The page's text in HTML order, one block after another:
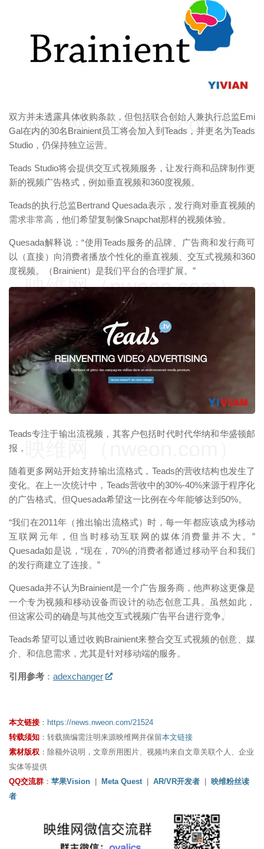
双方并未透露具体收购条款，但包括联合创始人兼执行总监Emi
Gal在内的30名Brainient员工将会加入到Teads，并更名为Teads
Studio，仍保持独立运营。
Teads Studio将会提供交互式视频服务，让发行商和品牌制作更
新的视频广告格式，例如垂直视频和360度视频。
Teads的执行总监Bertrand Quesada表示，发行商对垂直视频的
需求非常高，他们希望复制像Snapchat那样的视频体验。
Quesada解释说：“使用Teads服务的品牌、广告商和发行商可
以（直接）向消费者播放个性化的垂直视频、交互式视频和360
度视频。（Brainient）是我们平台的合理扩展。”
Teads专注于输出流视频，其客户包括时代时代华纳和华盛顿邮
报，
随着更多网站开始支持输出流格式，Teads的营收结构也发生了
变化。在上一次统计中，Teads营收中的30%-40%来源于程序化
的广告格式。但Quesada希望这一比例在今年能够达到50%。
“我们在2011年（推出输出流格式）时，每一年都应该成为移动
互联网元年，但当时移动互联网的媒体消费量并不大。”
Quesada如是说，“现在，70%的消费者都通过移动平台和我们
的发行商建立了连接。”
Quesada并不认为Brainient是一个广告服务商，他声称这更像是
一个专为视频和移动设备而设计的动态创意工具。虽然如此，
但这家公司的确是与其他交互式视频广告平台进行竞争。
Teads希望可以通过收购Brainient来整合交互式视频的创意、媒
介、和信息需求，尤其是针对移动端的服务。
引用参考 ： adexchanger
映维网（nweon.com）
映维网（nweon.com）
映维网（nweon.com）
本文链接 ： https://news.nweon.com/21524
转载须知 ：转载摘编需注明来源映维网并保留本文链接
素材版权 ：除额外说明，文章所用图片、视频均来自文章关联个人、企业
实体等提供
QQ交流群 ： 苹果Vision Meta Quest| AR/VR开发者
映维粉丝读
者